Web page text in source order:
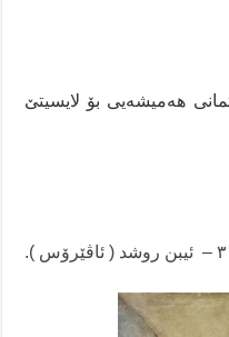
هەمیشەیی بۆ لایسیتێ